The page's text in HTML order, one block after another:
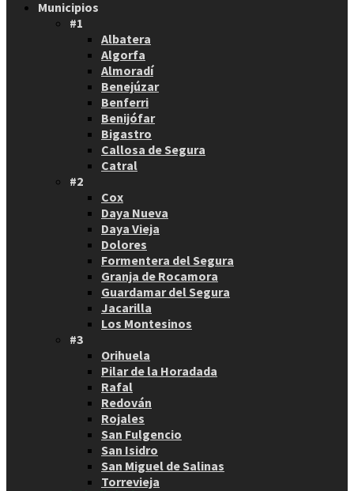
Municipios
#1
Albatera
Algorfa
Almoradí
Benejúzar
Benferri
Benijófar
Bigastro
Callosa de Segura
Catral
#2
Cox
Daya Nueva
Daya Vieja
Dolores
Formentera del Segura
Granja de Rocamora
Guardamar del Segura
Jacarilla
Los Montesinos
#3
Orihuela
Pilar de la Horadada
Rafal
Redován
Rojales
San Fulgencio
San Isidro
San Miguel de Salinas
Torrevieja